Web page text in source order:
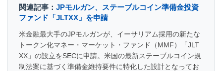
関連記事：JPモルガン、ステーブルコイン準備金投資
ファンド「JLTXX」を申請
米金融最大手のJPモルガンが、イーサリアム採用の新たな
トークン化マネー・マーケット・ファンド（MMF）「JLT
XX」の設立をSECに申請。米国の最新ステーブルコイン規
制法案に基づく準備金維持要件に特化した設計となってお